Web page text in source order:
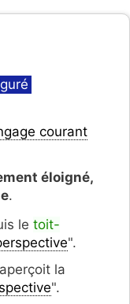
courant
éloigné,
.
le toit-
".
la
".